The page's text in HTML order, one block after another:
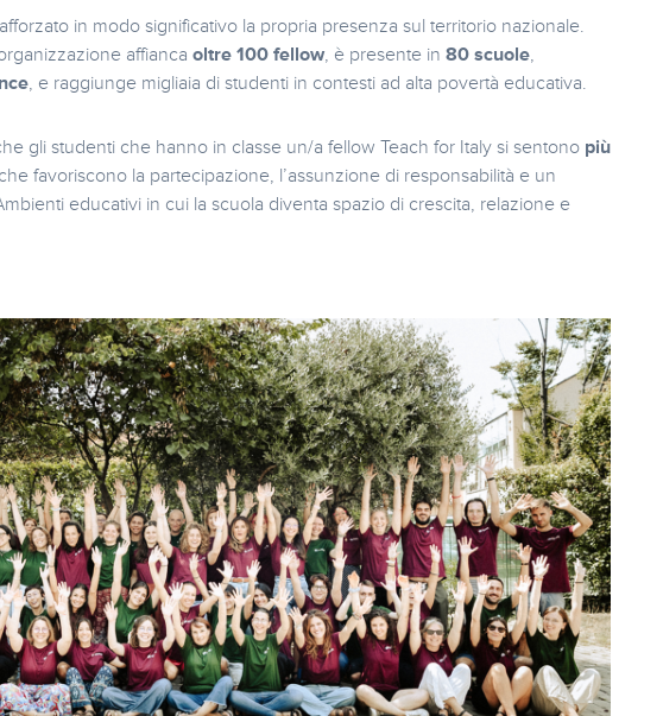
in modo significativo la propria presenza sul territorio nazionale.
affianca oltre 100 fellow, è presente in 80 scuole,
, e raggiunge migliaia di studenti in contesti ad alta povertà educativa.
gli studenti che hanno in classe un/a fellow Teach for Italy si sentono più
favoriscono la partecipazione, l’assunzione di responsabilità e un
educativi in cui la scuola diventa spazio di crescita, relazione e